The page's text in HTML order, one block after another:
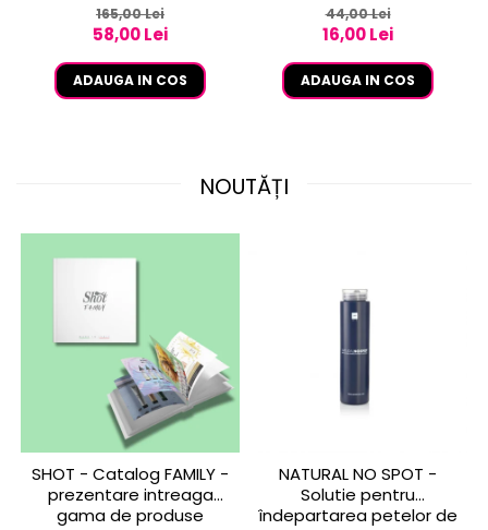
(șampon + balsam 2x
250ml)
165,00 Lei
58,00 Lei
ADAUGA IN COS
100 ml - Pro.Co - 6/01
BLOND INCHIS CENUSIU
44,00 Lei
16,00 Lei
ADAUGA IN COS
NOUTĂȚI
SHOT - Catalog FAMILY -
prezentare intreaga
gama de produse
NATURAL NO SPOT -
Solutie pentru
îndepartarea petelor de